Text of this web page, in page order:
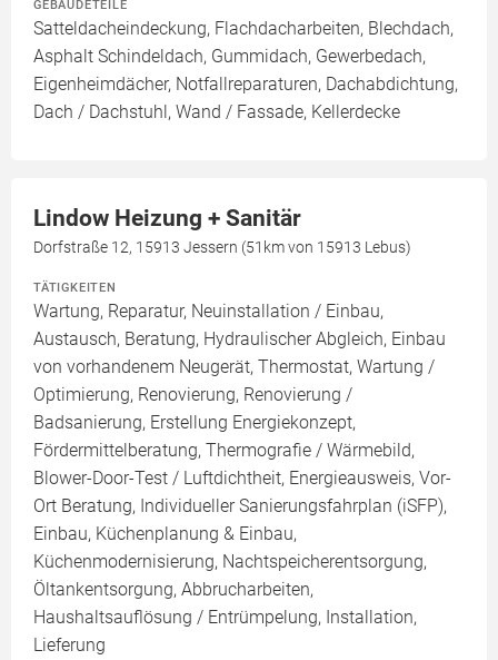
GEBÄUDETEILE
Satteldacheindeckung, Flachdacharbeiten, Blechdach,
Asphalt Schindeldach, Gummidach, Gewerbedach,
Eigenheimdächer, Notfallreparaturen, Dachabdichtung,
Dach / Dachstuhl, Wand / Fassade, Kellerdecke
Lindow Heizung + Sanitär
Dorfstraße 12, 15913 Jessern (51km von 15913 Lebus)
TÄTIGKEITEN
Wartung, Reparatur, Neuinstallation / Einbau,
Austausch, Beratung, Hydraulischer Abgleich, Einbau
von vorhandenem Neugerät, Thermostat, Wartung /
Optimierung, Renovierung, Renovierung /
Badsanierung, Erstellung Energiekonzept,
Fördermittelberatung, Thermografie / Wärmebild,
Blower-Door-Test / Luftdichtheit, Energieausweis, Vor-
Ort Beratung, Individueller Sanierungsfahrplan (iSFP),
Einbau, Küchenplanung & Einbau,
Küchenmodernisierung, Nachtspeicherentsorgung,
Öltankentsorgung, Abbrucharbeiten,
Haushaltsauflösung / Entrümpelung, Installation,
Lieferung